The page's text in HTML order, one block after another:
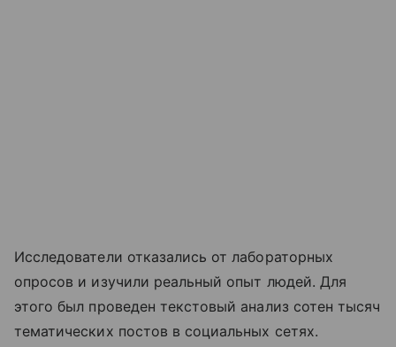
Исследователи отказались от лабораторных
опросов и изучили реальный опыт людей. Для
этого был проведен текстовый анализ сотен тысяч
тематических постов в социальных сетях.